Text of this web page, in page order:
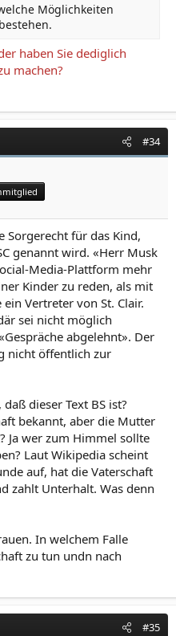
Möglichkeiten
haben Sie dediglich
machen?
#34
Sorgerecht für das Kind,
genannt wird. «Herr Musk
Media-Plattform mehr
Kinder zu reden, als mit
Vertreter von St. Clair.
sei nicht möglich
abgelehnt». Der
nicht öffentlich zur
dieser Text BS ist?
bekannt, aber die Mutter
Ja wer zum Himmel sollte
Laut Wikipedia scheint
auf, hat die Vaterschaft
zahlt Unterhalt. Was denn
In welchem Falle
zu tun undn nach
#35